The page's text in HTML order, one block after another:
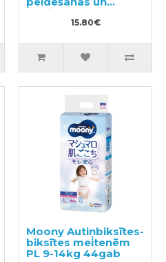
podiņmācību
autiņbiksīte S 8–11kg
15.80€
Moony Autiņbiksītes-
biksītes meitenēm
PL 9-14kg 44gab